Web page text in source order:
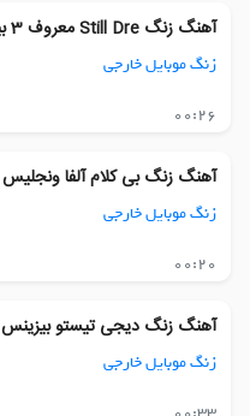
آهنگ زنگ Still Dre معروف 3 بیس دار
زنگ موبایل خارجی
00:26
آهنگ زنگ بی کلام آلفا ونجلیس
زنگ موبایل خارجی
00:20
آهنگ زنگ دیجی تیستو بیزینس
زنگ موبایل خارجی